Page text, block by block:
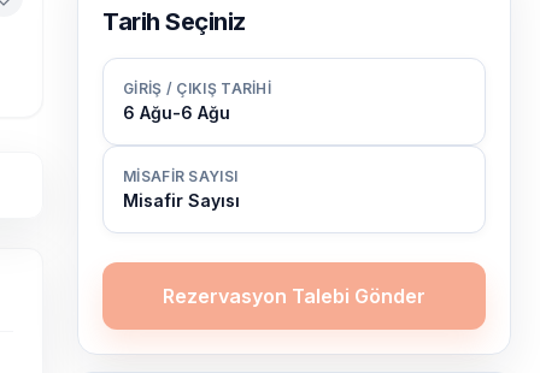
Tarih Seçiniz
GIRIŞ / ÇIKIŞ TARIHI
6 Ağu-6 Ağu
MISAFIR SAYISI
Misafir Sayısı
Rezervasyon Talebi Gönder